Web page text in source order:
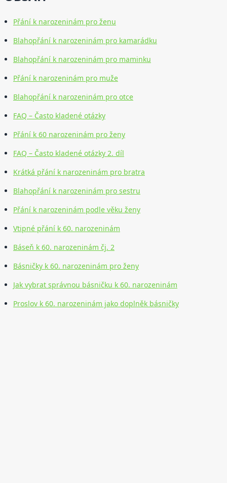
Přání k narozeninám pro ženu
Blahopřání k narozeninám pro kamarádku
Blahopřání k narozeninám pro maminku
Přání k narozeninám pro muže
Blahopřání k narozeninám pro otce
FAQ – Často kladené otázky
Přání k 60 narozeninám pro ženy
FAQ – Často kladené otázky 2. díl
Krátká přání k narozeninám pro bratra
Blahopřání k narozeninám pro sestru
Přání k narozeninám podle věku ženy
Vtipné přání k 60. narozeninám
Báseň k 60. narozeninám čj. 2
Básničky k 60. narozeninám pro ženy
Jak vybrat správnou básničku k 60. narozeninám
Proslov k 60. narozeninám jako doplněk básničky